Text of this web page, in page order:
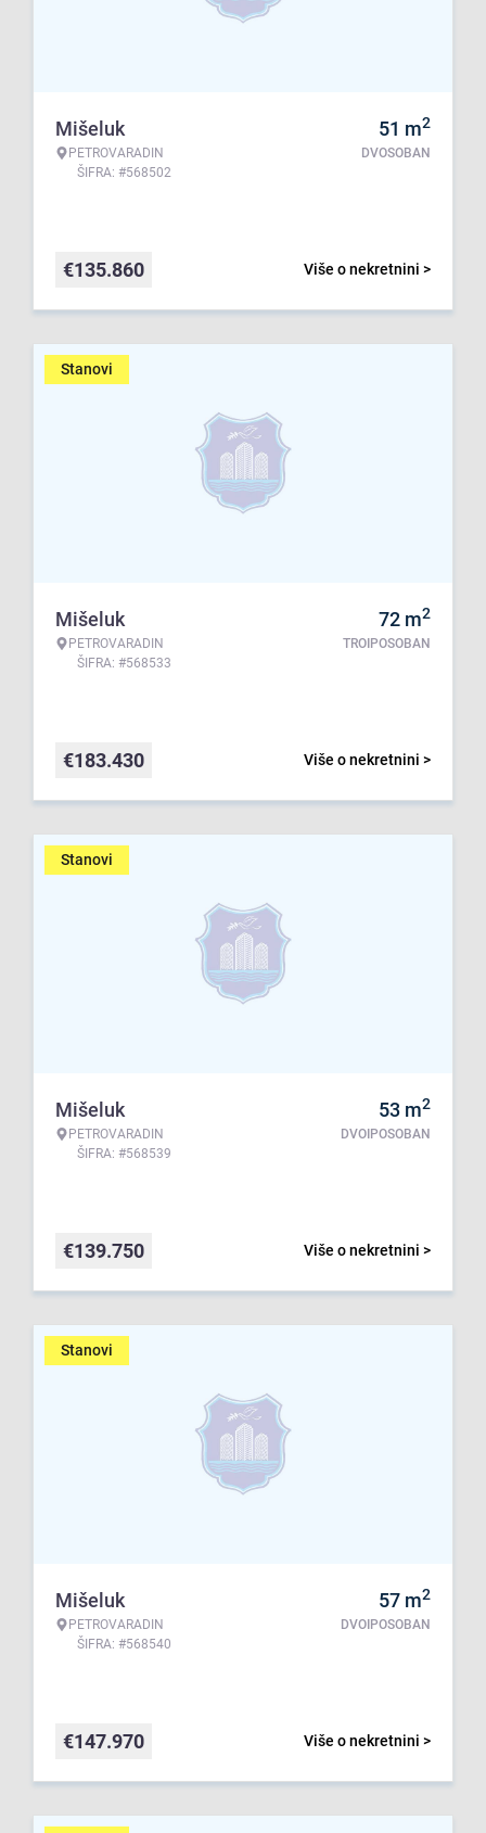
Mišeluk
PETROVARADIN
ŠIFRA: #568502
51 m2
DVOSOBAN
Više o nekretnini >
€135.860
Stanovi
Mišeluk
PETROVARADIN
ŠIFRA: #568533
72 m2
TROIPOSOBAN
Više o nekretnini >
€183.430
Stanovi
Mišeluk
PETROVARADIN
ŠIFRA: #568539
53 m2
DVOIPOSOBAN
Više o nekretnini >
€139.750
Stanovi
Mišeluk
PETROVARADIN
ŠIFRA: #568540
57 m2
DVOIPOSOBAN
Više o nekretnini >
€147.970